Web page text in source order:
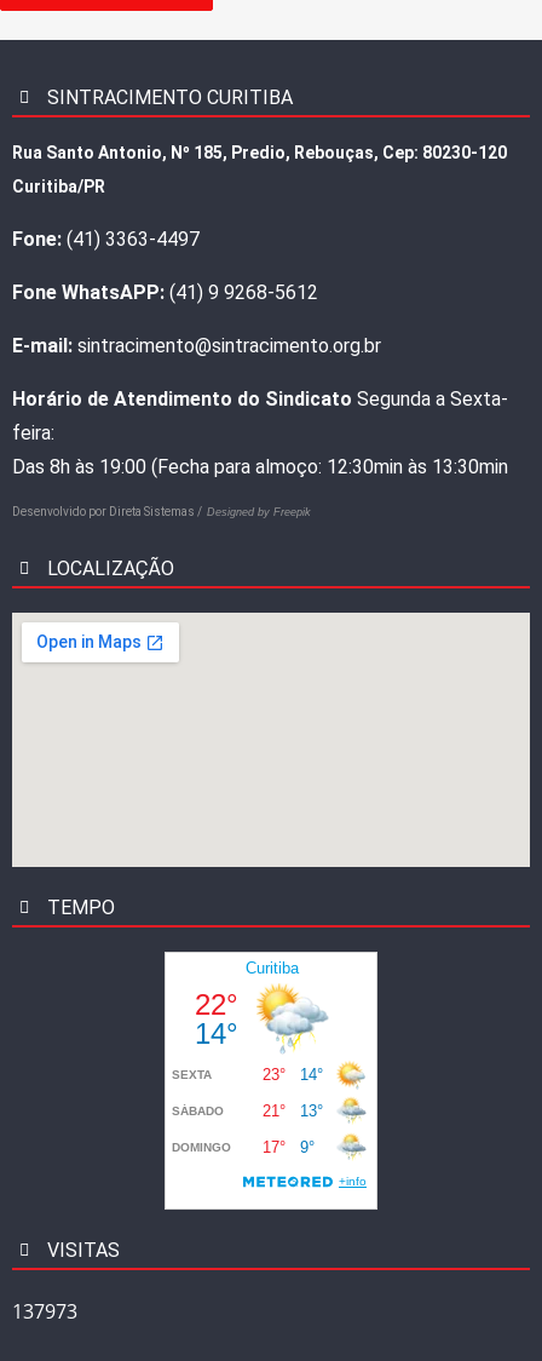
SINTRACIMENTO CURITIBA
Rua Santo Antonio, Nº 185, Predio, Rebouças, Cep: 80230-120
Curitiba/PR
Fone: (41) 3363-4497
Fone WhatsAPP: (41) 9 9268-5612
E-mail: sintracimento@sintracimento.org.br
Horário de Atendimento do Sindicato Segunda a Sexta-
feira:
Das 8h às 19:00 (Fecha para almoço: 12:30min às 13:30min
Desenvolvido por Direta Sistemas / Designed by Freepik
LOCALIZAÇÃO
TEMPO
VISITAS
137973